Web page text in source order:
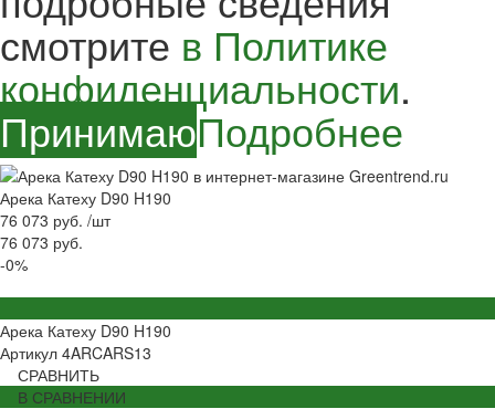
смотрите в Политике
конфиденциальности.
ПринимаюПодробнее
Арека Катеху D90 H190
76 073 руб. /шт
76 073 руб.
-0%
Арека Катеху D90 H190
Артикул 4ARCARS13
СРАВНИТЬ
В СРАВНЕНИИ